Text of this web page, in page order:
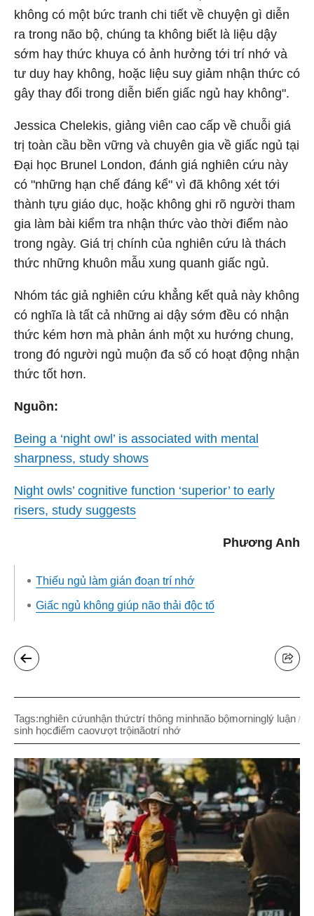
không có một bức tranh chi tiết về chuyện gì diễn
ra trong não bộ, chúng ta không biết là liệu dậy
sớm hay thức khuya có ảnh hưởng tới trí nhớ và
tư duy hay không, hoặc liệu suy giảm nhận thức có
gây thay đổi trong diễn biến giấc ngủ hay không".
Jessica Chelekis, giảng viên cao cấp về chuỗi giá
trị toàn cầu bền vững và chuyên gia về giấc ngủ tại
Đại học Brunel London, đánh giá nghiên cứu này
có "những hạn chế đáng kể" vì đã không xét tới
thành tựu giáo dục, hoặc không ghi rõ người tham
gia làm bài kiểm tra nhận thức vào thời điểm nào
trong ngày. Giá trị chính của nghiên cứu là thách
thức những khuôn mẫu xung quanh giấc ngủ.
Nhóm tác giả nghiên cứu khẳng kết quả này không
có nghĩa là tất cả những ai dậy sớm đều có nhận
thức kém hơn mà phản ánh một xu hướng chung,
trong đó người ngủ muộn đa số có hoạt động nhận
thức tốt hơn.
Nguồn:
Being a ‘night owl’ is associated with mental
sharpness, study shows
Night owls’ cognitive function ‘superior’ to early
risers, study suggests
Phương Anh
Thiếu ngủ làm gián đoạn trí nhớ
Giấc ngủ không giúp não thải độc tố
Tags:nghiên cứunhận thứctrí thông minhnão bộmorninglý luận
sinh họcđiểm caovượt trộinãotrí nhớ